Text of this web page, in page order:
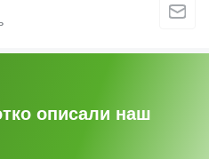
описали наш